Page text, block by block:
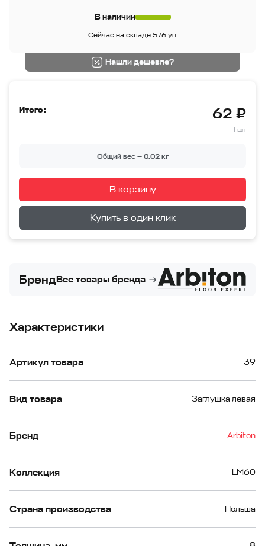
В наличии
Сейчас на складе 576 уп.
Нашли дешевле?
Итого: 62 ₽
1 шт
Общий вес —0.02кг
В корзину
Перейти в корзину
Купить в один клик
БрендВсе товары бренда
Характеристики
Артикул товара 39
Вид товара Заглушка левая
Бренд Arbiton
Коллекция LM60
Страна производства Польша